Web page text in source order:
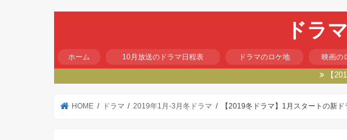
ドラ
ホーム 10月放送のドラマ日程表 ドラマのロケ地 映画の
【
HOME ドラマ 2019年1月-3月冬ドラマ 【2019冬ドラマ】1月スタートの新ド